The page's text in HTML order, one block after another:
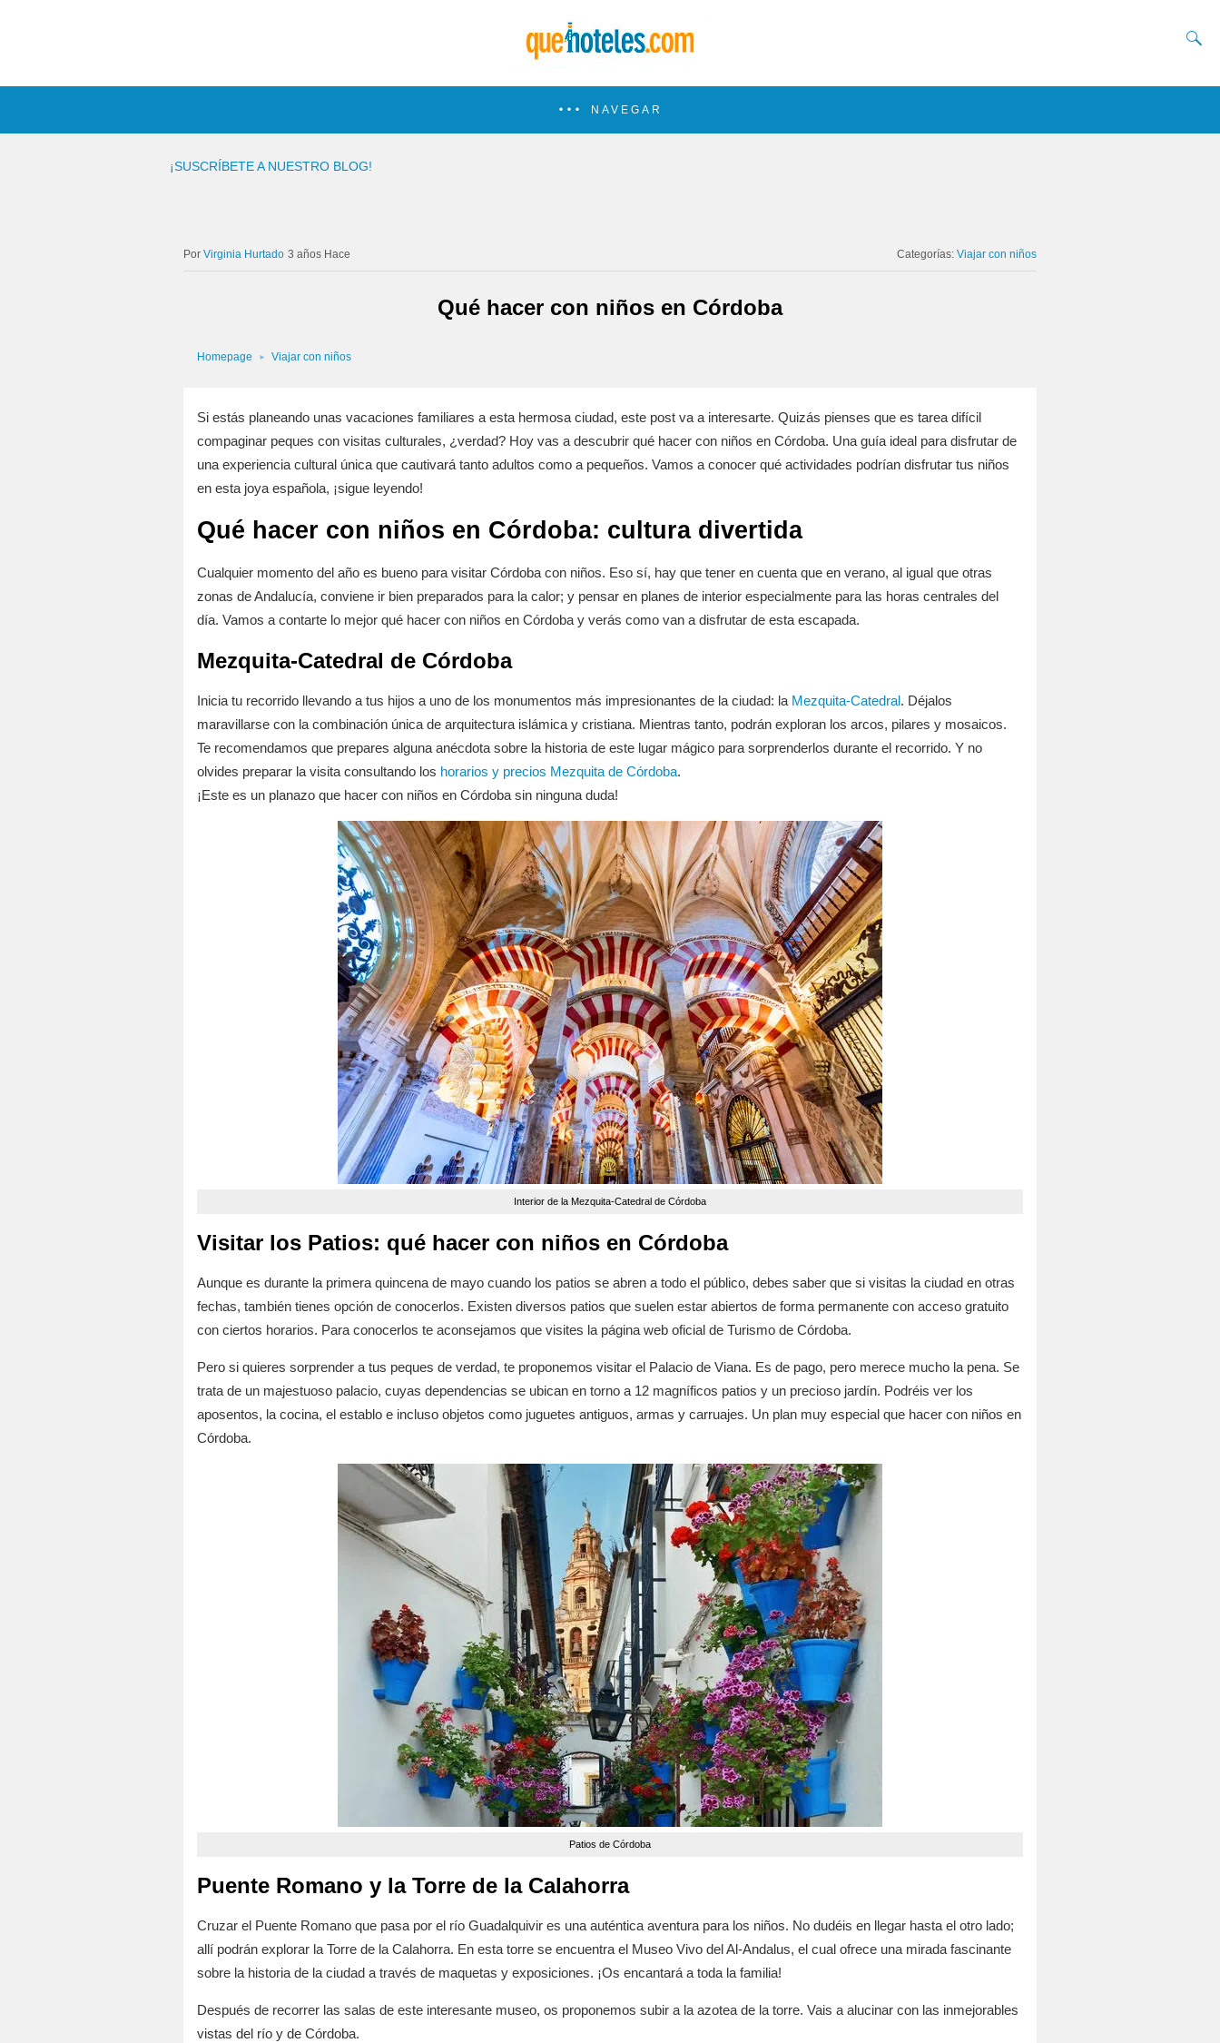
NAVEGAR
¡SUSCRÍBETE A NUESTRO BLOG!
Virginia Hurtado 3 años Hace Categorías:Viajar con niños
Qué hacer con niños en Córdoba
Homepage Viajar con niños
Si estás planeando unas vacaciones familiares a esta hermosa ciudad, este post va a interesarte. Quizás pienses que es tarea difícil
compaginar peques con visitas culturales, ¿verdad? Hoy vas a descubrir qué hacer con niños en Córdoba. Una guía ideal para disfrutar de
una experiencia cultural única que cautivará tanto adultos como a pequeños. Vamos a conocer qué actividades podrían disfrutar tus niños
en esta joya española, ¡sigue leyendo!
Qué hacer con niños en Córdoba: cultura divertida
Cualquier momento del año es bueno para visitar Córdoba con niños. Eso sí, hay que tener en cuenta que en verano, al igual que otras
zonas de Andalucía, conviene ir bien preparados para la calor; y pensar en planes de interior especialmente para las horas centrales del
día. Vamos a contarte lo mejor qué hacer con niños en Córdoba y verás como van a disfrutar de esta escapada.
Mezquita-Catedral de Córdoba
Inicia tu recorrido llevando a tus hijos a uno de los monumentos más impresionantes de la ciudad: la Mezquita-Catedral. Déjalos
maravillarse con la combinación única de arquitectura islámica y cristiana. Mientras tanto, podrán exploran los arcos, pilares y mosaicos.
Te recomendamos que prepares alguna anécdota sobre la historia de este lugar mágico para sorprenderlos durante el recorrido. Y no
olvides preparar la visita consultando los horarios y precios Mezquita de Córdoba.
¡Este es un planazo que hacer con niños en Córdoba sin ninguna duda!
Interior de la Mezquita-Catedral de Córdoba
Visitar los Patios: qué hacer con niños en Córdoba
Aunque es durante la primera quincena de mayo cuando los patios se abren a todo el público, debes saber que si visitas la ciudad en otras
fechas, también tienes opción de conocerlos. Existen diversos patios que suelen estar abiertos de forma permanente con acceso gratuito
con ciertos horarios. Para conocerlos te aconsejamos que visites la página web oficial de Turismo de Córdoba.
Pero si quieres sorprender a tus peques de verdad, te proponemos visitar el Palacio de Viana. Es de pago, pero merece mucho la pena. Se
trata de un majestuoso palacio, cuyas dependencias se ubican en torno a 12 magníficos patios y un precioso jardín. Podréis ver los
aposentos, la cocina, el establo e incluso objetos como juguetes antiguos, armas y carruajes. Un plan muy especial que hacer con niños en
Córdoba.
Patios de Córdoba
Puente Romano y la Torre de la Calahorra
Cruzar el Puente Romano que pasa por el río Guadalquivir es una auténtica aventura para los niños. No dudéis en llegar hasta el otro lado;
allí podrán explorar la Torre de la Calahorra. En esta torre se encuentra el Museo Vivo del Al-Andalus, el cual ofrece una mirada fascinante
sobre la historia de la ciudad a través de maquetas y exposiciones. ¡Os encantará a toda la familia!
Después de recorrer las salas de este interesante museo, os proponemos subir a la azotea de la torre. Vais a alucinar con las inmejorables
vistas del río y de Córdoba.